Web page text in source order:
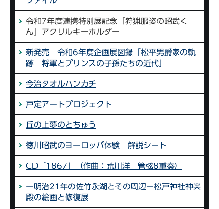
令和7年度連携特別展記念「狩猟服姿の昭武く
ん」アクリルキーホルダー
新発売 令和6年度企画展図録「松平男爵家の軌
跡 将軍とプリンスの子孫たちの近代」
今治タオルハンカチ
戸定アートプロジェクト
丘の上夢のとちゅう
徳川昭武のヨーロッパ体験 解説シート
CD「1867」（作曲：荒川洋 管弦8重奏）
ー明治21年の佐竹永湖とその周辺ー松戸神社神楽
殿の絵画と修復展